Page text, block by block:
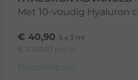
Met 10-voudig Hyaluron
€ 40,90 5 x 3 ml
€ 2.726,67 pro 1 l
Beschikbaar